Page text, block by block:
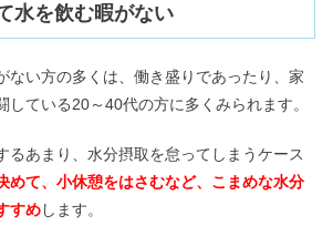
水を飲む暇がない
ない方の多くは、働き盛りであったり、家
している20～40代の方に多くみられます。
るあまり、水分摂取を怠ってしまうケース
めて、小休憩をはさむなど、こまめな水分
すめします。